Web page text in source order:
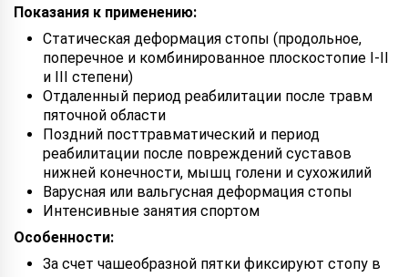
Показания к применению:
Статическая деформация стопы (продольное,
поперечное и комбинированное плоскостопие I-II
и III степени)
Отдаленный период реабилитации после травм
пяточной области
Поздний посттравматический и период
реабилитации после повреждений суставов
нижней конечности, мышц голени и сухожилий
Варусная или вальгусная деформация стопы
Интенсивные занятия спортом
Особенности:
За счет чашеобразной пятки фиксируют стопу в